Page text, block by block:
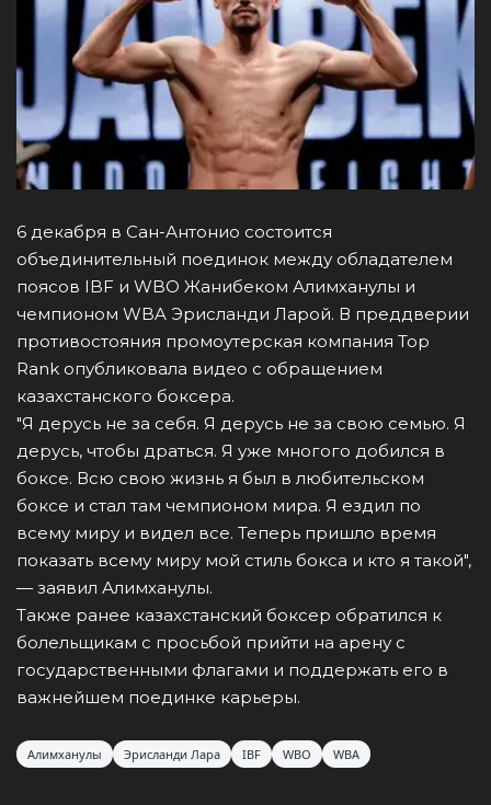
6 декабря в Сан-Антонио состоится
объединительный поединок между обладателем
поясов IBF и WBO Жанибеком Алимханулы и
чемпионом WBA Эрисланди Ларой. В преддверии
противостояния промоутерская компания Top
Rank опубликовала видео с обращением
казахстанского боксера.
"Я дерусь не за себя. Я дерусь не за свою семью. Я
дерусь, чтобы драться. Я уже многого добился в
боксе. Всю свою жизнь я был в любительском
боксе и стал там чемпионом мира. Я ездил по
всему миру и видел все. Теперь пришло время
показать всему миру мой стиль бокса и кто я такой",
— заявил Алимханулы.
Также ранее казахстанский боксер обратился к
болельщикам с просьбой прийти на арену с
государственными флагами и поддержать его в
важнейшем поединке карьеры.
Алимханулы Эрисланди Лара IBF WBO WBA